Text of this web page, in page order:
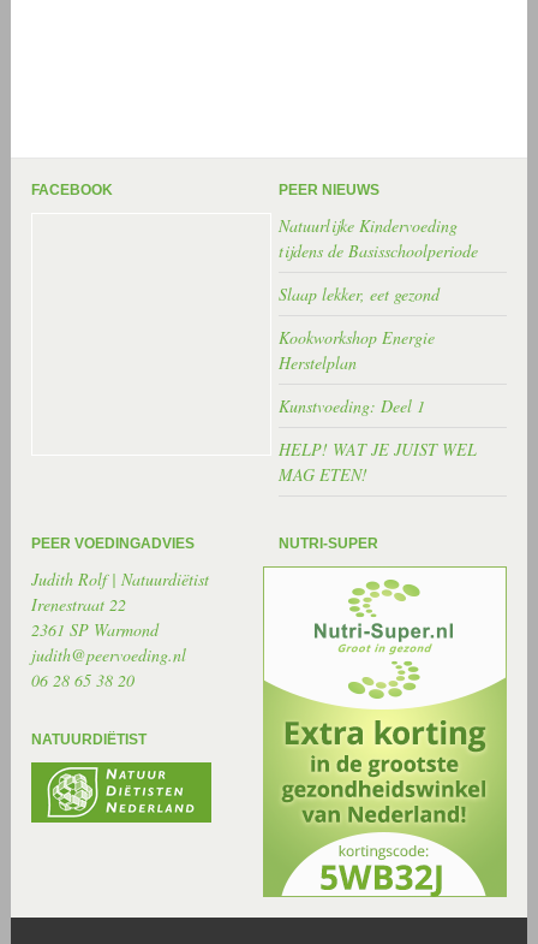
FACEBOOK PEER NIEUWS
Natuurlijke Kindervoeding
tijdens de Basisschoolperiode
Slaap lekker, eet gezond
Kookworkshop Energie
Herstelplan
Kunstvoeding: Deel 1
HELP! WAT JE JUIST WEL
MAG ETEN!
PEER VOEDINGADVIES
Judith Rolf | Natuurdiëtist
Irenestraat 22
2361 SP Warmond
judith@peervoeding.nl
06 28 65 38 20
NATUURDIËTIST
NUTRI-SUPER